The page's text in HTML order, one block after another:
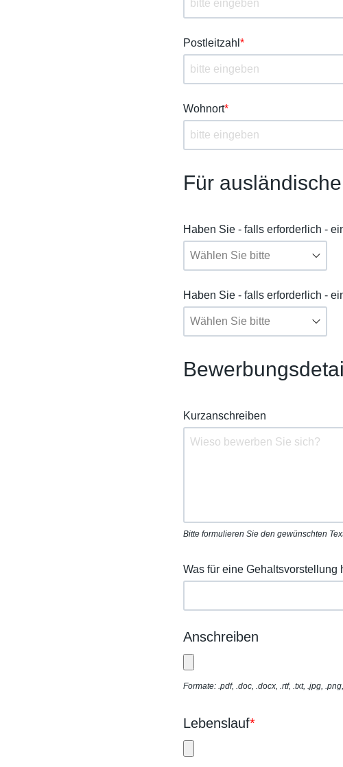
Postleitzahl*
Wohnort*
Für
Haben Sie - falls erforderlich -
Haben Sie - falls erforderlich -
Kurzanschreiben
Bitte formulieren Sie den gewünschten
Was für eine Gehaltsvorstellung
Anschreiben
Formate: .pdf, .doc, .docx, .rtf, .txt, .jpg,
Lebenslauf*